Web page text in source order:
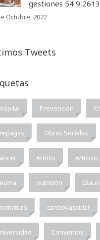
gestiones 54 9
Octubre, 2022
Tweets
Prevención
Obras Sociales
Artritis Artrosis
nutrición
cardiovascular
Convenios